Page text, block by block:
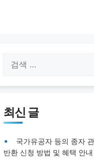
색:
최신 글
국가유공자 등의 종자
반환 신청 방법 및 혜택 안